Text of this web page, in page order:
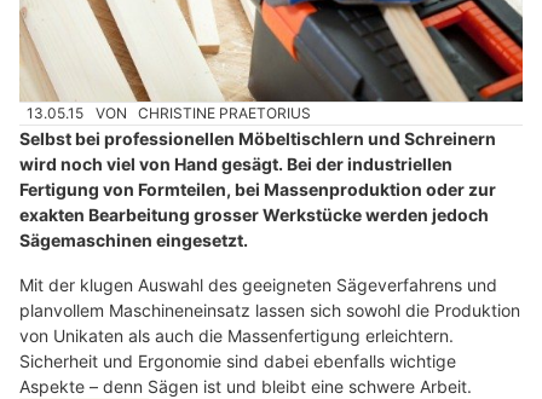
13.05.15 VON CHRISTINE PRAETORIUS
Selbst bei professionellen Möbeltischlern und Schreinern
wird noch viel von Hand gesägt. Bei der industriellen
Fertigung von Formteilen, bei Massenproduktion oder zur
exakten Bearbeitung grosser Werkstücke werden jedoch
Sägemaschinen eingesetzt.
Mit der klugen Auswahl des geeigneten Sägeverfahrens und
planvollem Maschineneinsatz lassen sich sowohl die Produktion
von Unikaten als auch die Massenfertigung erleichtern.
Sicherheit und Ergonomie sind dabei ebenfalls wichtige
Aspekte – denn Sägen ist und bleibt eine schwere Arbeit.